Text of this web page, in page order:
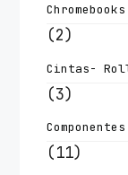
Chromebooks
(2)
Cintas-
(3)
(11)